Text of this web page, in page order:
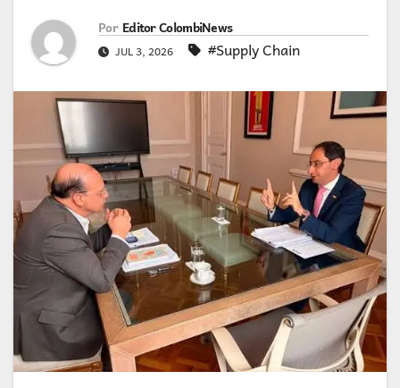
Por Editor ColombiNews
JUL 3, 2026 #Supply Chain